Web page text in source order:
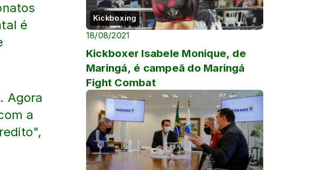
é
Agora
a
Kickboxing
18/08/2021
Kickboxer Isabele Monique, de
Maringá, é campeã do Maringá
Fight Combat